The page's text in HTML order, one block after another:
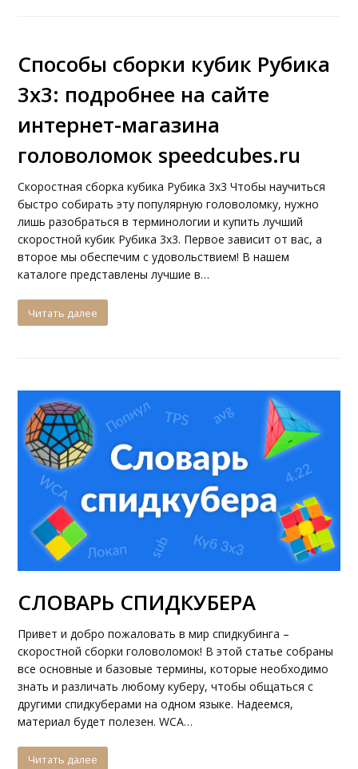
Способы сборки кубик Рубика
3х3: подробнее на сайте
интернет-магазина
головоломок speedcubes.ru
Скоростная сборка кубика Рубика 3х3 Чтобы научиться
быстро собирать эту популярную головоломку, нужно
лишь разобраться в терминологии и купить лучший
скоростной кубик Рубика 3х3. Первое зависит от вас, а
второе мы обеспечим с удовольствием! В нашем
каталоге представлены лучшие в…
Читать далее
СЛОВАРЬ СПИДКУБЕРА
Привет и добро пожаловать в мир спидкубинга –
скоростной сборки головоломок! В этой статье собраны
все основные и базовые термины, которые необходимо
знать и различать любому куберу, чтобы общаться с
другими спидкуберами на одном языке. Надеемся,
материал будет полезен. WCA…
Читать далее